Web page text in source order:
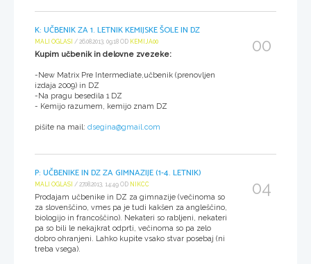
K: UČBENIK ZA 1. LETNIK KEMIJSKE ŠOLE IN DZ
MALI OGLASI / 26.08.2013, 09:18 OD KEMIJA00
Kupim učbenik in delovne zvezeke:
-New Matrix Pre Intermediate,učbenik (prenovljen
izdaja 2009) in DZ
-Na pragu besedila 1 DZ
- Kemijo razumem, kemijo znam DZ
pišite na mail: dsegina@gmail.com
00
P: UČBENIKE IN DZ ZA GIMNAZIJE (1-4. LETNIK)
MALI OGLASI / 27.08.2013, 14:49 OD NIKCC
Prodajam učbenike in DZ za gimnazije (večinoma so
za slovenščino, vmes pa je tudi kakšen za angleščino,
biologijo in francoščino). Nekateri so rabljeni, nekateri
pa so bili le nekajkrat odprti, večinoma so pa zelo
dobro ohranjeni. Lahko kupite vsako stvar posebaj (ni
treba vsega).
04